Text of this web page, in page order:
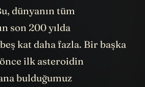
yeni asteroit
dünyanın tüm
son 200 yılda
kat daha fazla. Bir başka
ilk asteroidin